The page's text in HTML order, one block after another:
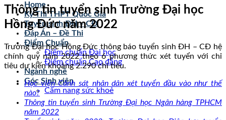
Home
Kỳ Thi THPT Quốc Gia
Tuyển sinh ĐH – CĐ
Đáp Án – Đề Thi
Điểm Chuẩn
Điểm chuẩn Đại học
Điểm chuẩn Cao đẳng
Ngành nghề
Góc Sinh viên
Cẩm nang sức khoẻ
Thông tin tuyển sinh Trường Đại học
Hồng Đức năm 2022
Trường Đại học Hồng Đức thông báo tuyển sinh ĐH – CĐ hệ
chính quy năm 2022 theo 6 phương thức xét tuyển với chỉ
tiêu dự kiến khoảng 2.290 chỉ tiêu.
Học viện Cảnh sát nhân dân xét tuyển đầu vào như thế
nào?
Thông tin tuyển sinh Trường Đại học Ngân hàng TPHCM
năm 2022